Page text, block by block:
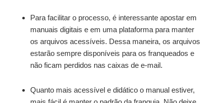
Para facilitar o processo, é interessante apostar em
manuais digitais e em uma plataforma para manter
os arquivos acessíveis. Dessa maneira, os arquivos
estarão sempre disponíveis para os franqueados e
não ficam perdidos nas caixas de e-mail.
Quanto mais acessível e didático o manual estiver,